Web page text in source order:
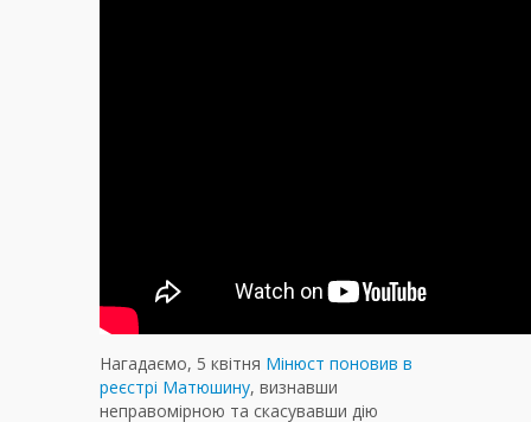
Нагадаємо, 5 квітня Мінюст поновив в
реєстрі Матюшину, визнавши
неправомірною та скасувавши дію